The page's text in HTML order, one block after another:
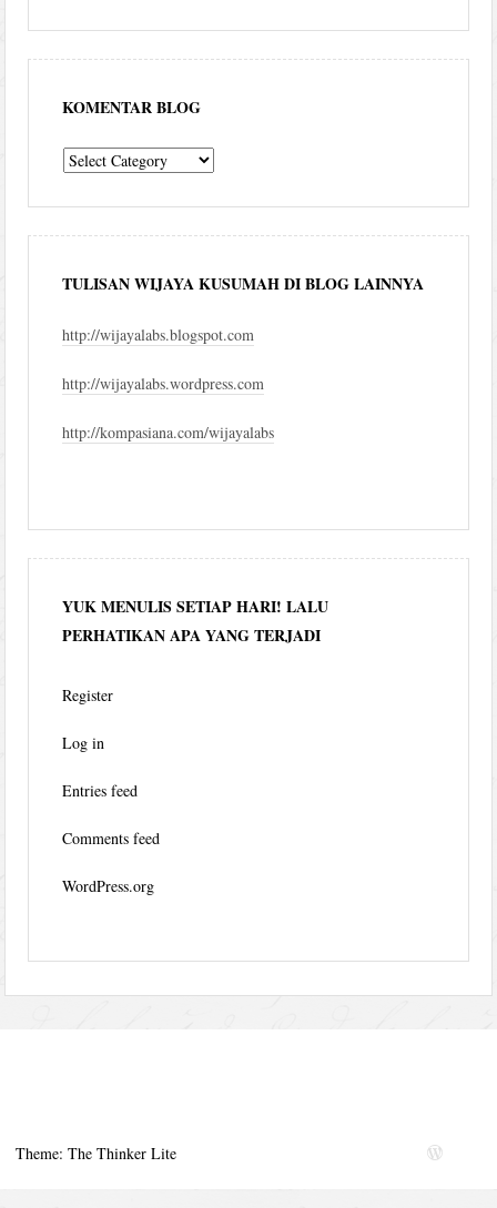
KOMENTAR BLOG
komentar
TULISAN WIJAYA KUSUMAH DI BLOG LAINNYA
http://wijayalabs.blogspot.com
http://wijayalabs.wordpress.com
http://kompasiana.com/wijayalabs
YUK MENULIS SETIAP HARI! LALU
PERHATIKAN APA YANG TERJADI
Register
Log in
Entries feed
Comments feed
WordPress.org
Theme: The Thinker Lite